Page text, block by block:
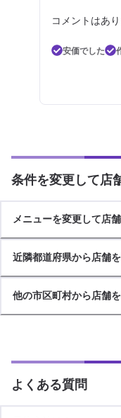
コメントはあ
安価でした
条件を変更して店
メニューを変更して店
近隣都道府県から店舗
他の市区町村から店舗
よくある質問